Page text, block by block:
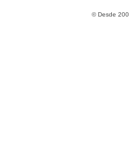
© Desde